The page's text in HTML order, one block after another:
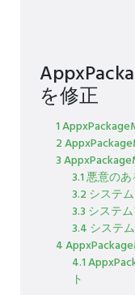
を修正
1
2
3
3.1 悪意の
3.2 システ
3.3 システ
3.4 システ
4
4.1
ト